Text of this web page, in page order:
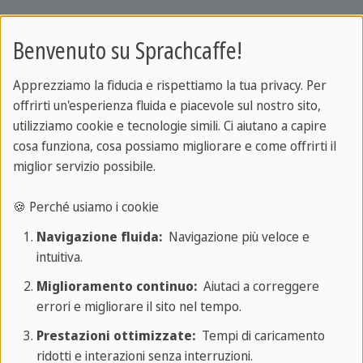
due fratrelli aprirono una scuola di lingue a
Francoforte, la prima di una lunga serie...
Da allora Sprachcaffe è diventata
un'organizzazione internazionale che ogni
anno mette in contatto migliaia di studenti
e si riconoscono.
Oltre a dare le basi didattico pedagogiche
della lingua, Sprachcaffe è sinonimo di
dialogo, di incontro tra gente e culture
diverse, nel segno del viaggio e della
Benvenuto su Sprachcaffe!
Apprezziamo la fiducia e rispettiamo la tua privacy. Per
offrirti un'esperienza fluida e piacevole sul nostro sito,
utilizziamo cookie e tecnologie simili. Ci aiutano a capire
cosa funziona, cosa possiamo migliorare e come offrirti il
miglior servizio possibile.
🍪 Perché usiamo i cookie
Navigazione fluida:Navigazione più veloce e
intuitiva.
Miglioramento continuo:Aiutaci a correggere
errori e migliorare il sito nel tempo.
Prestazioni ottimizzate:Tempi di caricamento
ridotti e interazioni senza interruzioni.